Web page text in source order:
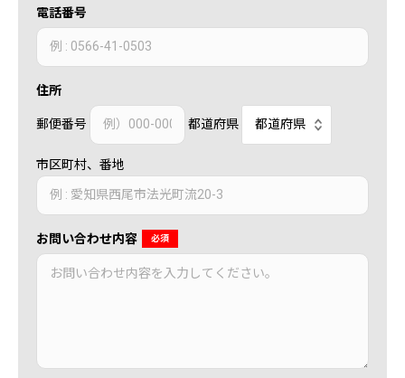
電話番号
住所
郵便番号 都道府県
市区町村、番地
お問い合わせ内容 必須